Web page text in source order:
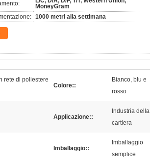
MoneyGram
1000 metri alla settimana
rete di poliestere
Colore::
Bianco, blu e
rosso
Applicazione::
Industria della
cartiera
Imballaggio::
Imballaggio
semplice